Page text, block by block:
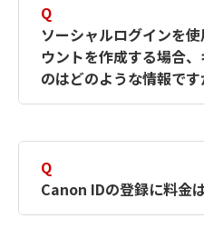
す。詳しい作成方法
何ですか？Canon ID
ださい。
Q
ソーシャルログインを
ウントを作成する場合
のはどのような情報です
択したサービスか
簡単に作成できるよ
Canon IDの登録フォ
Q
Canon IDの登録に料金